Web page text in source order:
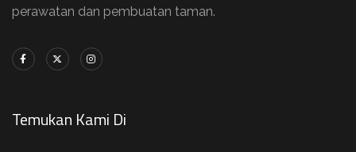
perawatan dan pembuatan taman.
Temukan Kami Di